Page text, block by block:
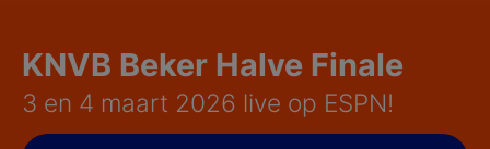
KNVB Beker Halve Finale
3 en 4 maart 2026 live op ESPN!